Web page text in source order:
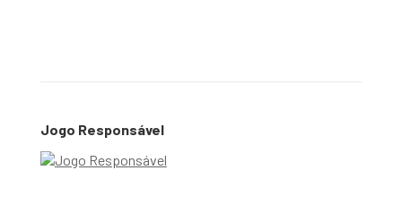
Jogo Responsável